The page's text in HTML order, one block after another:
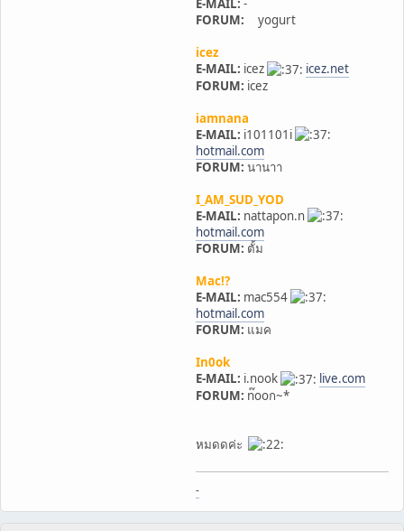
E-MAIL: -
FORUM: yogurt
icez
E-MAIL: icez
icez.net
FORUM: icez
iamnana
E-MAIL: i101101i
hotmail.com
FORUM: นานาา
I_AM_SUD_YOD
E-MAIL: nattapon.n
hotmail.com
FORUM: ตั้ม
Mac!?
E-MAIL: mac554
hotmail.com
FORUM: แมค
In0ok
E-MAIL: i.nook
live.com
FORUM: n๊ooก~*
หมดดค่ะ
-